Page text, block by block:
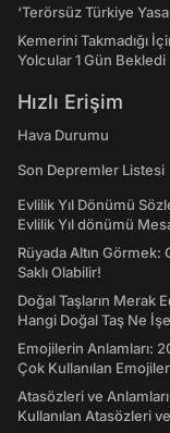
‘Terörsüz Türkiye
Kemerini Takmadığı
Yolcular 1 Gün Bekledi
Hızlı Erişim
Hava Durumu
Son Depremler Listesi
Evlilik Yıl Dönümü
Evlilik Yıl dönümü
Rüyada Altın
Saklı Olabilir!
Doğal Taşların Merak
Hangi Doğal Taş Ne
Emojilerin Anlamları:
Çok Kullanılan
Atasözleri ve
Kullanılan Atasözleri